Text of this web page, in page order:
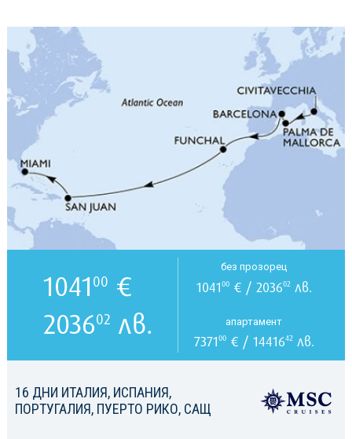
16 ДНИ ИТАЛИЯ, ИСПАНИЯ,
ПОРТУГАЛИЯ, ПУЕРТО РИКО, САЩ
1041 00 €
203602 лв.
без прозорец
104100€ / 203602лв.
апартамент
737100€ / 1441642лв.